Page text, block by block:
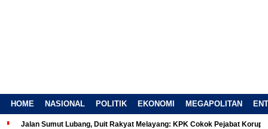
HOME NASIONAL POLITIK EKONOMI MEGAPOLITAN
Jalan Sumut Lubang, Duit Rakyat Melayang: KPK Cokok Pejabat Korup